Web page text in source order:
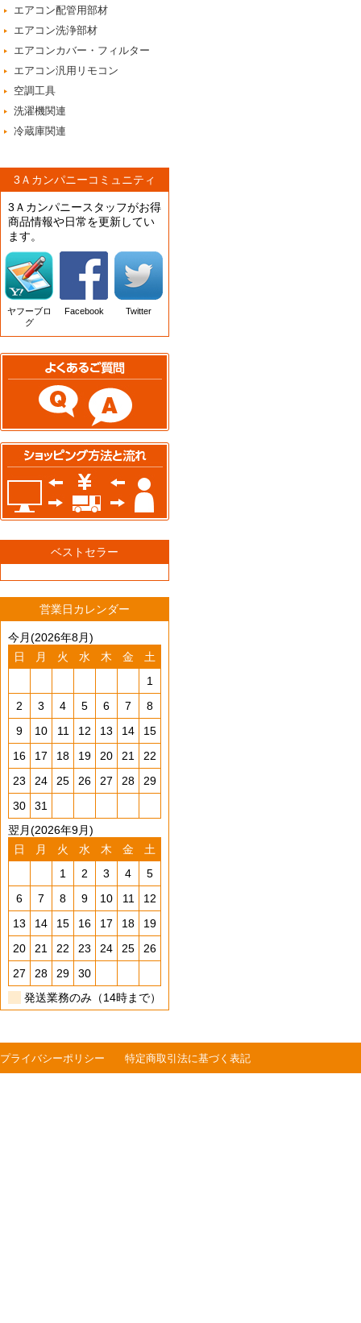
エアコン配管用部材
エアコン洗浄部材
エアコンカバー・フィルター
エアコン汎用リモコン
空調工具
洗濯機関連
冷蔵庫関連
3Ａカンパニーコミュニティ
3Ａカンパニースタッフがお得
商品情報や日常を更新してい
ます。
ヤフーブロ
グ
Facebook Twitter
ベストセラー
営業日カレンダー
今月(2026年8月)
日
月 火 水 木 金
土
1
2
3 4 5 6 7
8
9
10 11 12 13 14
15
16
17 18 19 20 21
22
23
24 25 26 27 28
29
30
31
翌月(2026年9月)
日
月 火 水 木 金
土
1
2 3 4
5
6
7 8 9 10 11
12
13
14 15 16 17 18
19
20
21 22 23 24 25
26
27
28 29
30
発送業務のみ（14時まで）
プライバシーポリシー 特定商取引法に基づく表記